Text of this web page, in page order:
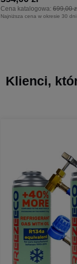
Cena katalogowa: 699,00
Najniższa cena w okresie 30
Klienci,